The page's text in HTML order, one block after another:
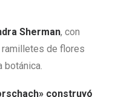
Sherman, con
de flores
botánica.
construyó